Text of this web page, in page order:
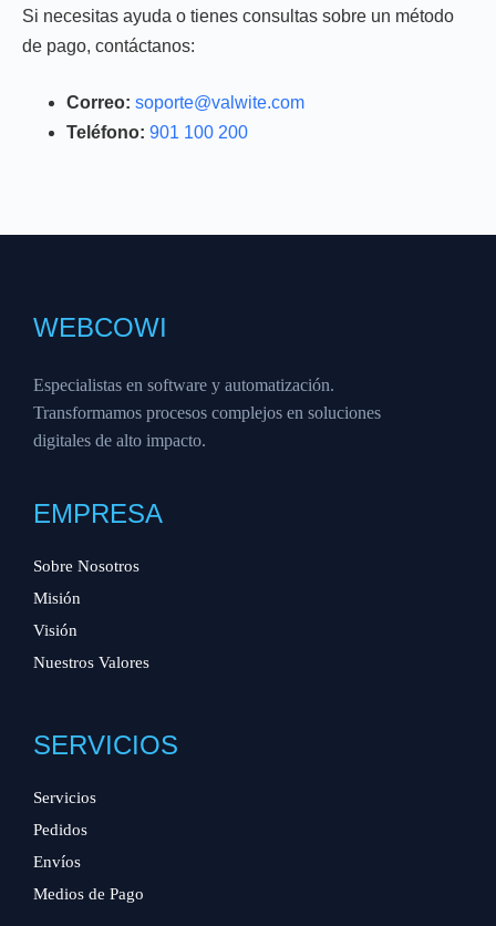
Si necesitas ayuda o tienes consultas sobre un método
de pago, contáctanos:
Correo: soporte@valwite.com
Teléfono: 901 100 200
WEBCOWI
Especialistas en software y automatización.
Transformamos procesos complejos en soluciones
digitales de alto impacto.
EMPRESA
Sobre Nosotros
Misión
Visión
Nuestros Valores
SERVICIOS
Servicios
Pedidos
Envíos
Medios de Pago